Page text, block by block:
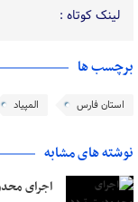
لینک کوتاه :
برچسب ها
استان فارس المپیاد
نوشته های مشابه
اجرای